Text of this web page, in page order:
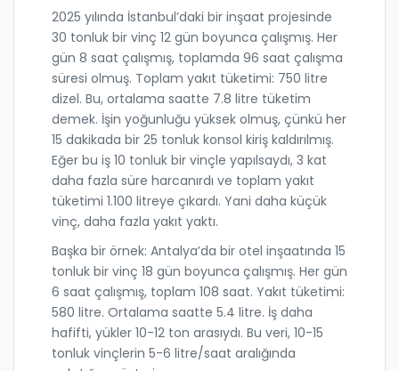
2025 yılında İstanbul’daki bir inşaat projesinde
30 tonluk bir vinç 12 gün boyunca çalışmış. Her
gün 8 saat çalışmış, toplamda 96 saat çalışma
süresi olmuş. Toplam yakıt tüketimi: 750 litre
dizel. Bu, ortalama saatte 7.8 litre tüketim
demek. İşin yoğunluğu yüksek olmuş, çünkü her
15 dakikada bir 25 tonluk konsol kiriş kaldırılmış.
Eğer bu iş 10 tonluk bir vinçle yapılsaydı, 3 kat
daha fazla süre harcanırdı ve toplam yakıt
tüketimi 1.100 litreye çıkardı. Yani daha küçük
vinç, daha fazla yakıt yaktı.
Başka bir örnek: Antalya’da bir otel inşaatında 15
tonluk bir vinç 18 gün boyunca çalışmış. Her gün
6 saat çalışmış, toplam 108 saat. Yakıt tüketimi:
580 litre. Ortalama saatte 5.4 litre. İş daha
hafifti, yükler 10-12 ton arasıydı. Bu veri, 10-15
tonluk vinçlerin 5-6 litre/saat aralığında